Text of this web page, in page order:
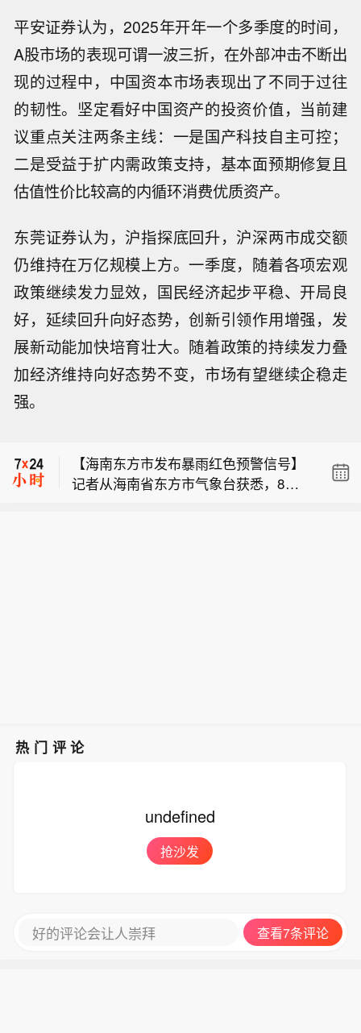
平安证券认为，2025年开年一个多季度的时间，
A股市场的表现可谓一波三折，在外部冲击不断出
现的过程中，中国资本市场表现出了不同于过往
的韧性。坚定看好中国资产的投资价值，当前建
议重点关注两条主线：一是国产科技自主可控；
二是受益于扩内需政策支持，基本面预期修复且
估值性价比较高的内循环消费优质资产。
东莞证券认为，沪指探底回升，沪深两市成交额
仍维持在万亿规模上方。一季度，随着各项宏观
政策继续发力显效，国民经济起步平稳、开局良
好，延续回升向好态势，创新引领作用增强，发
展新动能加快培育壮大。随着政策的持续发力叠
加经济维持向好态势不变，市场有望继续企稳走
强。
【美国西部野火肆虐 一灭火直升机坠
一名推土机操作员在野火中丧生。（央
视新闻）
《致足球迷和足球界同仁的一封信》，
就2026年美加墨世界杯成绩不佳后围绕
【海南东方市发布暴雨红色预警信号】
记者从海南省东方市气象台获悉，8月8
热门评论
undefined
抢沙发
好的评论会让人崇拜 查看7条评论